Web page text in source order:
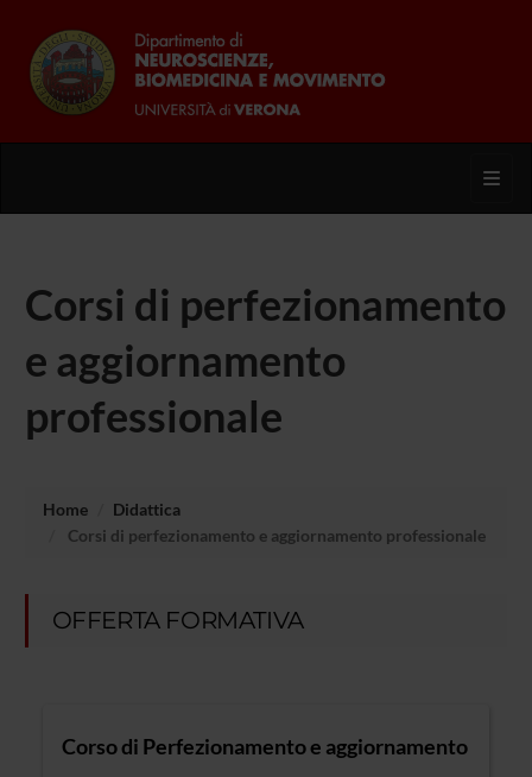
Corsi di perfezionamento
e aggiornamento
professionale
Home
Didattica
Corsi di perfezionamento e aggiornamento professionale
OFFERTA FORMATIVA
Corso di Perfezionamento e aggiornamento